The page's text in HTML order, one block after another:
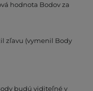
hodnota Bodov za
zľavu (vymenil Body
budú viditeľné v